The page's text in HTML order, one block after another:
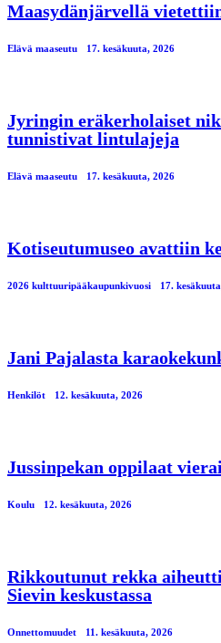
Maasydänjärvellä
Elävä maaseutu 17. kesäkuuta, 2026
Jyringin eräkerholaiset
tunnistivat lintulajeja
Elävä maaseutu 17. kesäkuuta, 2026
Kotiseutumuseo avattiin
2026 kulttuuripääkaupunkivuosi 17.
Jani Pajalasta
Henkilöt 12. kesäkuuta, 2026
Jussinpekan oppilaat
Koulu 12. kesäkuuta, 2026
Rikkoutunut rekka
Sievin keskustassa
Onnettomuudet 11. kesäkuuta, 2026